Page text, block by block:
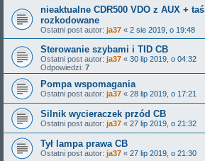
nieaktualne CDR500 VDO z AUX +
rozkodowane
Ostatni post autor: ja37 « 2 sie 2019, o 19:48
Sterowanie szybami i TID CB
Ostatni post autor: ja37 « 30 lip 2019, o 04:32
Odpowiedzi: 7
Pompa wspomagania
Ostatni post autor: ja37 « 28 lip 2019, o 17:21
Silnik wycieraczek przód CB
Ostatni post autor: ja37 « 27 lip 2019, o 21:32
Tył lampa prawa CB
Ostatni post autor: ja37 « 27 lip 2019, o 21:30